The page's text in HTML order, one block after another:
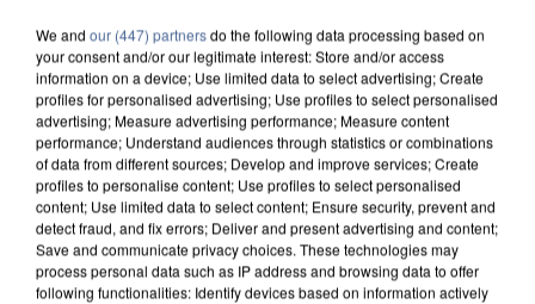
UN SECOND CADRE DE LA DZ MAFIA
INTERPELLÉ EN ALGÉRIE
We and our (447) partnersdo the following data processing based on
your consent and/or our legitimate interest: Store and/or access
information on a device; Use limited data to select advertising; Create
profiles for personalised advertising; Use profiles to select personalised
advertising; Measure advertising performance; Measure content
performance; Understand audiences through statistics or combinations
of data from different sources; Develop and improve services; Create
profiles to personalise content; Use profiles to select personalised
content; Use limited data to select content; Ensure security, prevent and
detect fraud, and fix errors; Deliver and present advertising and content;
Save and communicate privacy choices. These technologies may
process personal data such as IP address and browsing data to offer
following functionalities: Identify devices based on information actively